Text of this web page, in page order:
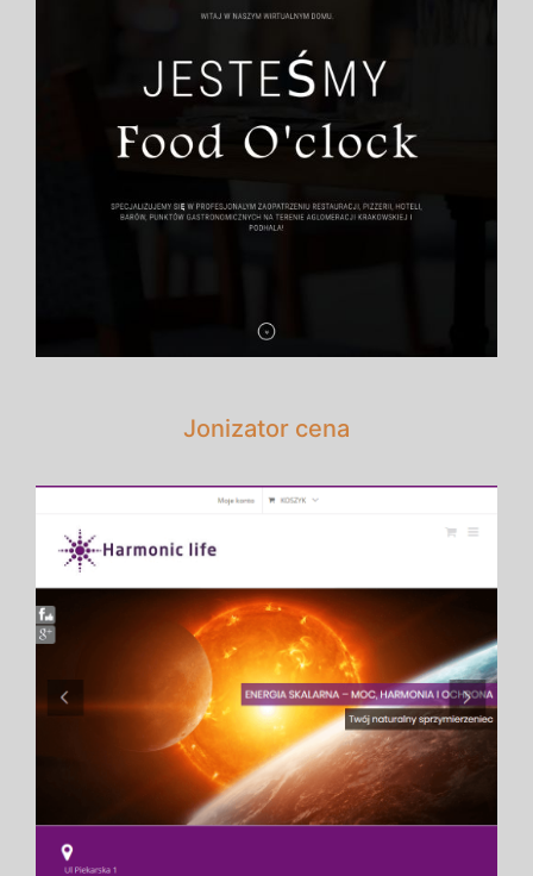
Jonizator cena